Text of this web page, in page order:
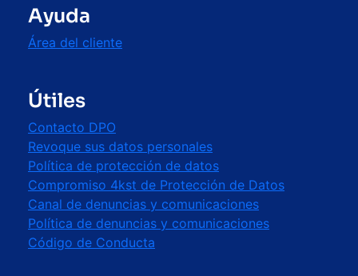
Ayuda
Área del cliente
Útiles
Contacto DPO
Revoque sus datos personales
Política de protección de datos
Compromiso 4kst de Protección de Datos
Canal de denuncias y comunicaciones
Política de denuncias y comunicaciones
Código de Conducta